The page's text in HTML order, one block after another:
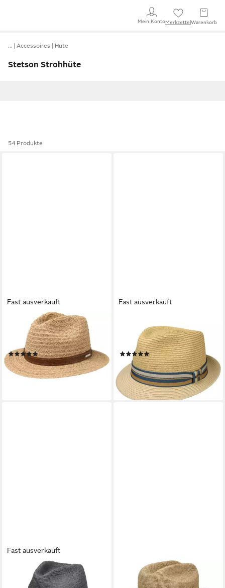
Mein KontoMerkzettel Warenkorb
… Accessoires Hüte
Stetson Strohhüte
54 Produkte
Fast ausverkauft
STETSON
Strohhut eleganter Barnell
Traveller aus 100% Naturstroh
(2)
89,00 €
lieferbar - in 3-4 Werktagen bei dir
Fast ausverkauft
Sonnenhut (1-St) Sommerhut
mit Ripsband
(6)
ab 59,00 €
lieferbar - in 3-4 Werktagen bei dir
+2
Fast ausverkauft
STETSON
Strohhut Traveller Raffia
STETSON
Strohhut Westerhut aus